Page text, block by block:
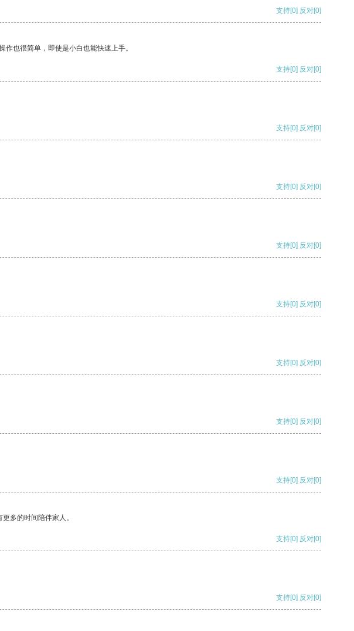
支持[0] 反对[0]
也很简单，即使是小白也能快速上手。
支持[0] 反对[0]
支持[0] 反对[0]
支持[0] 反对[0]
支持[0] 反对[0]
支持[0] 反对[0]
支持[0] 反对[0]
支持[0] 反对[0]
支持[0] 反对[0]
多的时间陪伴家人。
支持[0] 反对[0]
支持[0] 反对[0]